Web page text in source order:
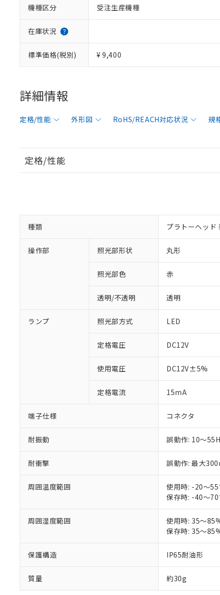
機種区分 受注生産機種
在庫状況
標準価格(税別) ¥ 9,400
詳細情報
定格/性能 外形図 RoHS/REACH対応状況 規
定格/性能
種類 プラトーヘッド
操作部 照光部形状 丸形
照光部色 赤
透明/不透明 透明
ランプ 照光部方式 LED
定格電圧 DC12V
使用電圧 DC12V±5%
定格電流 15mA
端子仕様 コネクタ
耐振動 誤動作: 10～
耐衝撃 誤動作: 最大
周囲温度範囲
使用時: -20～
保存時: -40～
周囲湿度範囲
使用時: 35～
保存時: 35～
保護構造 IP65耐油形
質量 約30g
ご利用条件
本サービス
くものです。
当社制御機
在庫状況お
のであり、
当社販売員に
オムロン制
在庫状況お
す。
マイパーツ
お客様が当
が、当社の
さい。
いる法人を指
※1 対応状況
対応済み：EU
対応予定：EU
対応予定なし：
調査・確認中：
仕入先様の事情
があります。
*EU RoHS指令（10物質
鉛(Pb) 1000ppm以下、
フタル酸ビス(2-エチ
フタル酸エステル類の
※2 対応予定月
部品在庫の切り
※3 非含有証明
EU RoHS指令（
51物質の非含有証
※本証明書は発行
また、RoHS指
混在することから
既に当社にて対
※1 中国
「○」：最大均質
「×」：最大均質
「－」：未確認で
Pb(鉛) :1000ppm、
Cr(Ⅵ)(六価クロム) :
DBP(フタル酸ジブチ
DEHP(フタル酸ビス(2-
※2 環境保護使
「ｅ」：有害物質
「10」：通常の
味します。
「－」：未確認
当社は、こ
う）を輸出
などの必要な
当社は規制
ます。
置等に一切使
当社は、貴
たしません。
号
○
△ 一定数に
－
在庫な
機器販
空
白
受注生